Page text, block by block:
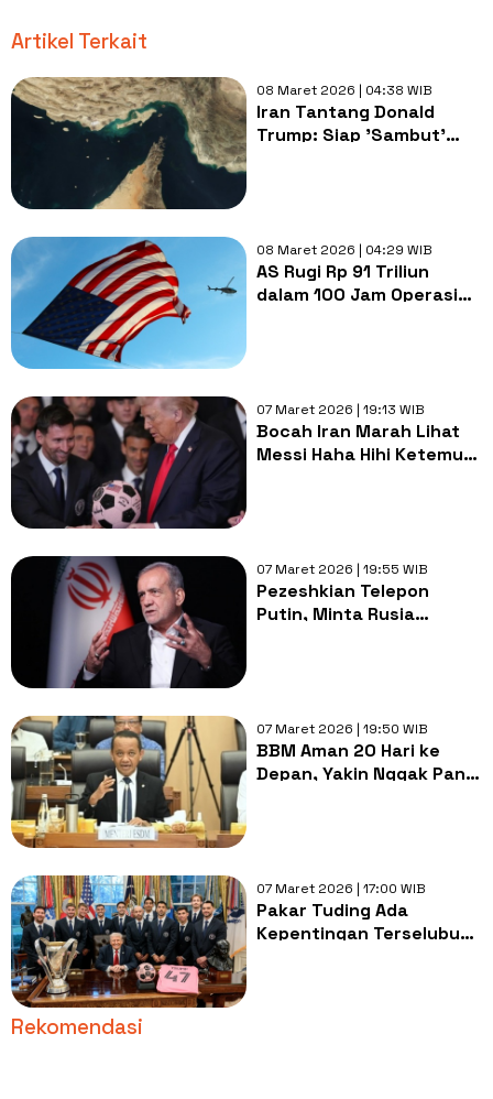
Artikel Terkait
08 Maret 2026 | 04:38 WIB
Iran Tantang Donald
Trump: Siap 'Sambut'
08 Maret 2026 | 04:29 WIB
AS Rugi Rp 91 Triliun
dalam 100 Jam Operasi
07 Maret 2026 | 19:13 WIB
Bocah Iran Marah Lihat
Messi Haha Hihi Ketemu
07 Maret 2026 | 19:55 WIB
Pezeshkian Telepon
Putin, Minta Rusia
07 Maret 2026 | 19:50 WIB
BBM Aman 20 Hari ke
Depan, Yakin Nggak Panik
07 Maret 2026 | 17:00 WIB
Pakar Tuding Ada
Kepentingan Terselubung
Rekomendasi